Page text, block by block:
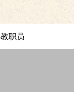
教职员